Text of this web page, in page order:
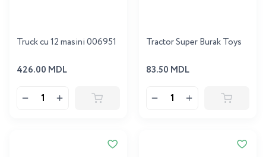
Truck cu 12 masini 006951
426.00 MDL
Tractor Super Burak Toys
83.50 MDL